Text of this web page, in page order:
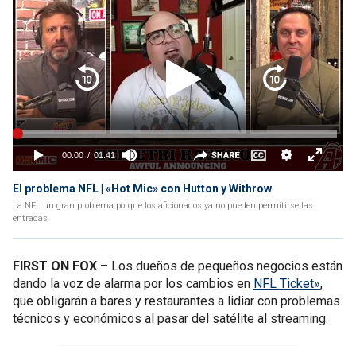
El problema NFL | «Hot Mic» con Hutton y Withrow
La NFL un gran problema porque los aficionados ya no pueden permitirse las
entradas
FIRST ON FOX – Los dueños de pequeños negocios están
dando la voz de alarma por los cambios en NFL Ticket»,
que obligarán a bares y restaurantes a lidiar con problemas
técnicos y económicos al pasar del satélite al streaming.